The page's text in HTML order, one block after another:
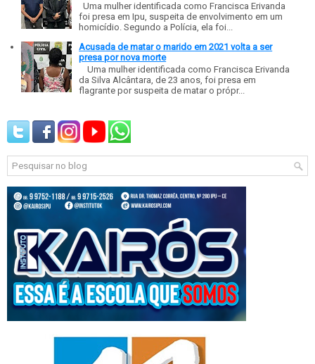
Uma mulher identificada como Francisca Erivanda
foi presa em Ipu, suspeita de envolvimento em um
homicídio. Segundo a Polícia, ela foi...
Acusada de matar o marido em 2021 volta a ser
presa por nova morte
Uma mulher identificada como Francisca Erivanda
da Silva Alcântara, de 23 anos, foi presa em
flagrante por suspeita de matar o própr...